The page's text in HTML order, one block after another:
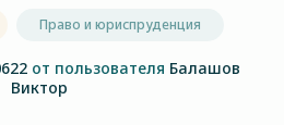
Право и юриспруденция
от пользователя Балашов
Виктор